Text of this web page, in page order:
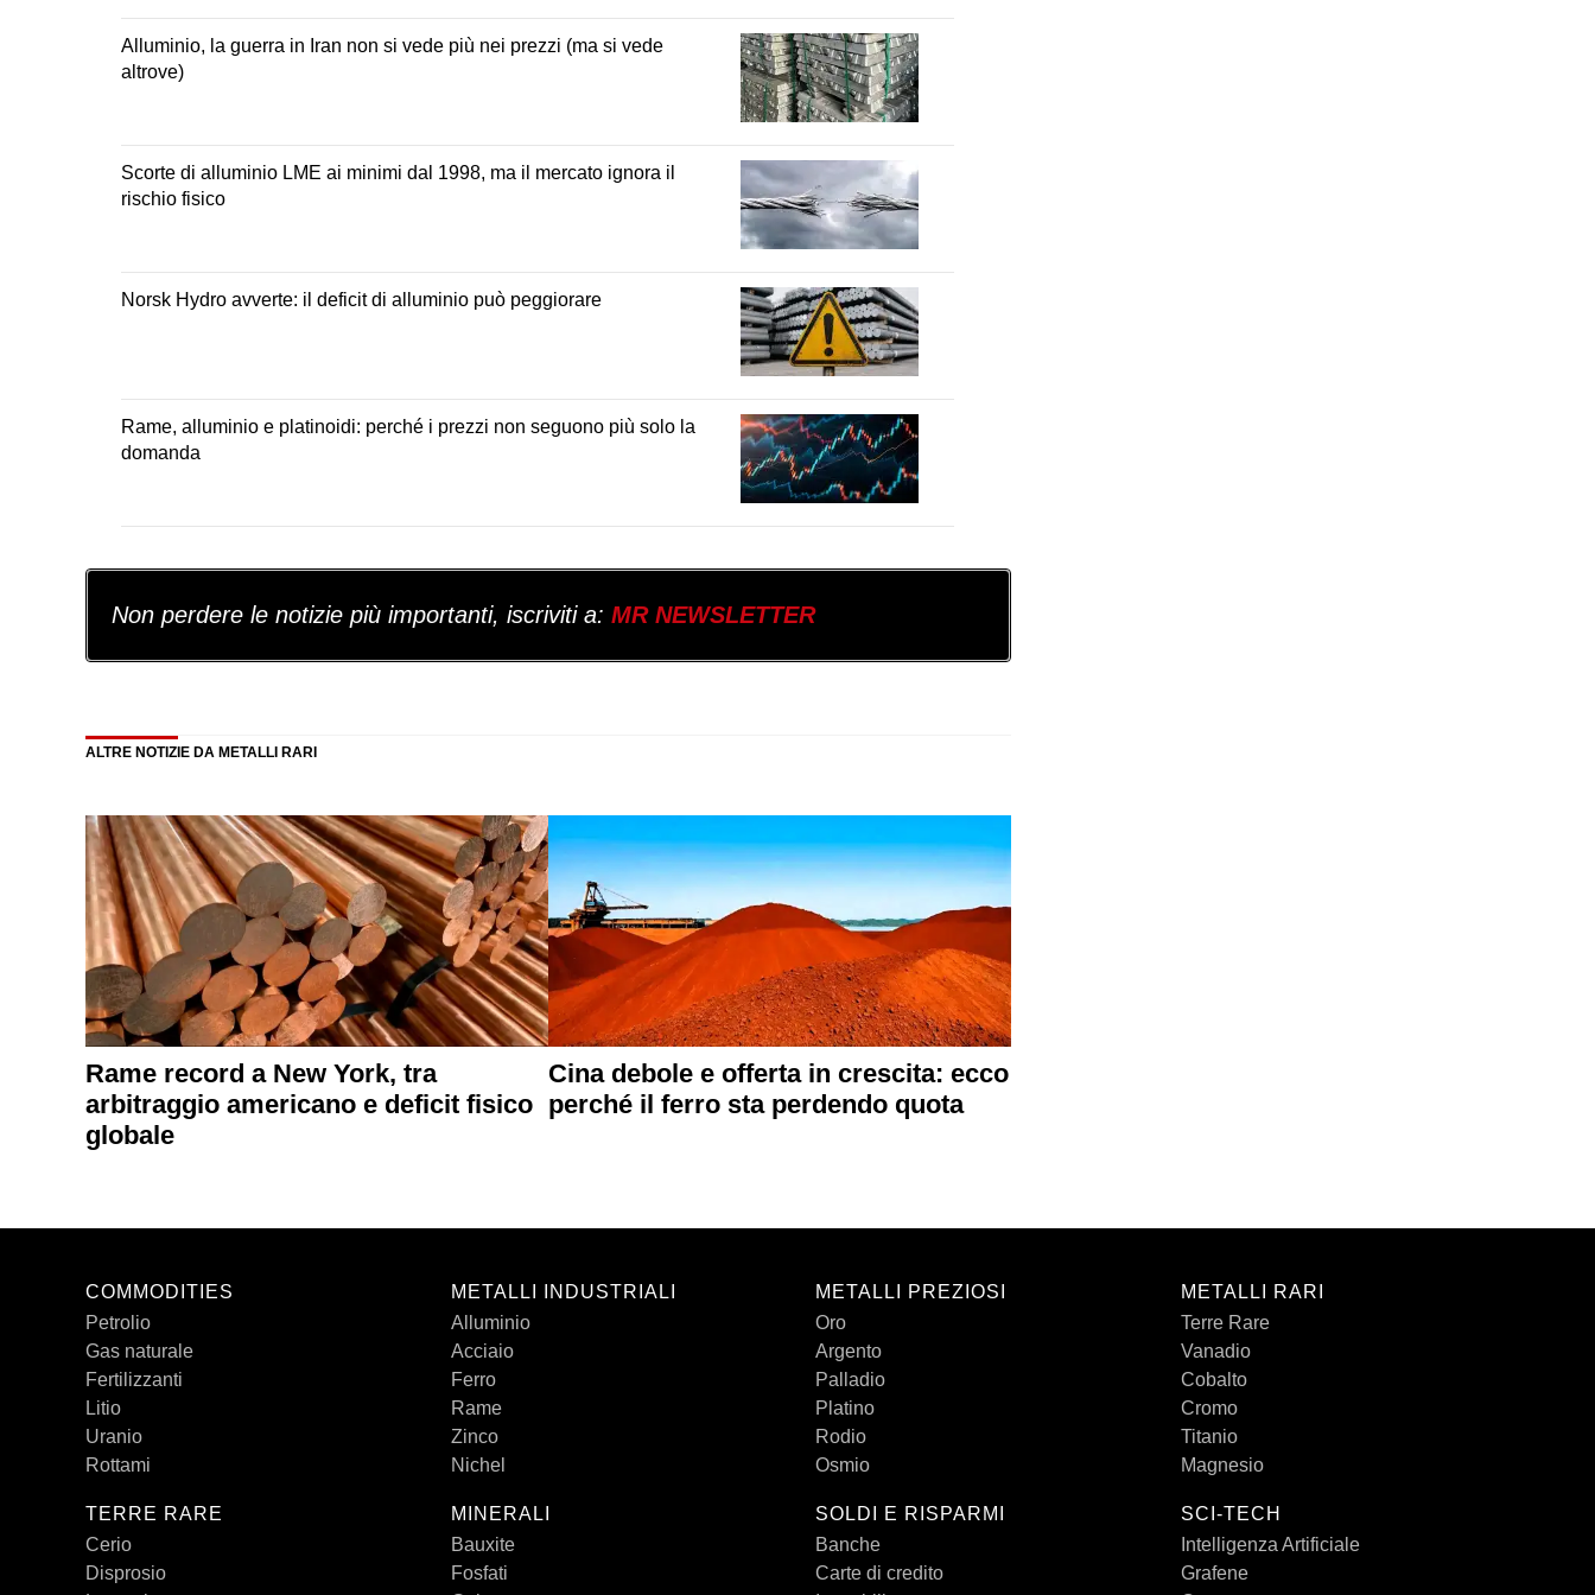
Alluminio, la guerra in Iran non si vede più nei prezzi (ma si vede
altrove)
Scorte di alluminio LME ai minimi dal 1998, ma il mercato ignora il
rischio fisico
Norsk Hydro avverte: il deficit di alluminio può peggiorare
Rame, alluminio e platinoidi: perché i prezzi non seguono più solo la
domanda
Non perdere le notizie più importanti, iscriviti a: MR NEWSLETTER
ALTRE NOTIZIE DA METALLI RARI
Rame record a New York, tra
arbitraggio americano e deficit fisico
globale
Cina debole e offerta in crescita: ecco
perché il ferro sta perdendo quota
COMMODITIES
Petrolio
Gas naturale
Fertilizzanti
Litio
Uranio
Rottami
TERRE RARE
Cerio
Disprosio
METALLI INDUSTRIALI
Alluminio
Acciaio
Ferro
Rame
Zinco
Nichel
MINERALI
Bauxite
Fosfati
METALLI PREZIOSI
Oro
Argento
Palladio
Platino
Rodio
Osmio
SOLDI E RISPARMI
Banche
Carte di credito
METALLI RARI
Terre Rare
Vanadio
Cobalto
Cromo
Titanio
Magnesio
SCI-TECH
Intelligenza Artificiale
Grafene